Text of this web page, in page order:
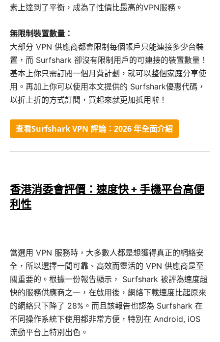
素上達到了平衡，成為了性價比最高的VPN服務。
無限制裝置數量：
大部分 VPN 供應商都會限制每個帳戶只能連接多少台裝
置，而 Surfshark 卻沒有限制用戶的可連接的裝置數量！
基本上你只需訂閱一個月費計劃，就可以整個家庭分享使
用。再加上你可以使用本文提供的 Surfshark優惠代碼，
以折上折的方式訂閱，買起來就更加抵用啦！
查看Surfshark VPN 評論：2026 年全面介紹
香港消委會評價：速度快 + 手機平台高便
利性
當選用 VPN 服務時，大多數人都是想獲得真正的網絡安
全，所以選擇一間可靠、高效而靈活的 VPN 供應商是至
關重要的。根據一份報告顯示， Surfshark 被評為速度超
快的服務供應商之一，在啟用後，網絡下載速度比起原來
的網絡只下降了 28%。而且該報告也認為 Surfshark 在
不同操作系統下使用都非常方便，特別在 Android, iOS
流動平台上特別出色。